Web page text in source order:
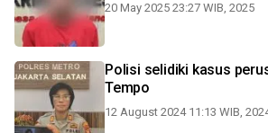
20 May 2025 23:27 WIB, 2025
Polisi selidiki kasus
Tempo
12 August 2024 11:13 WIB,